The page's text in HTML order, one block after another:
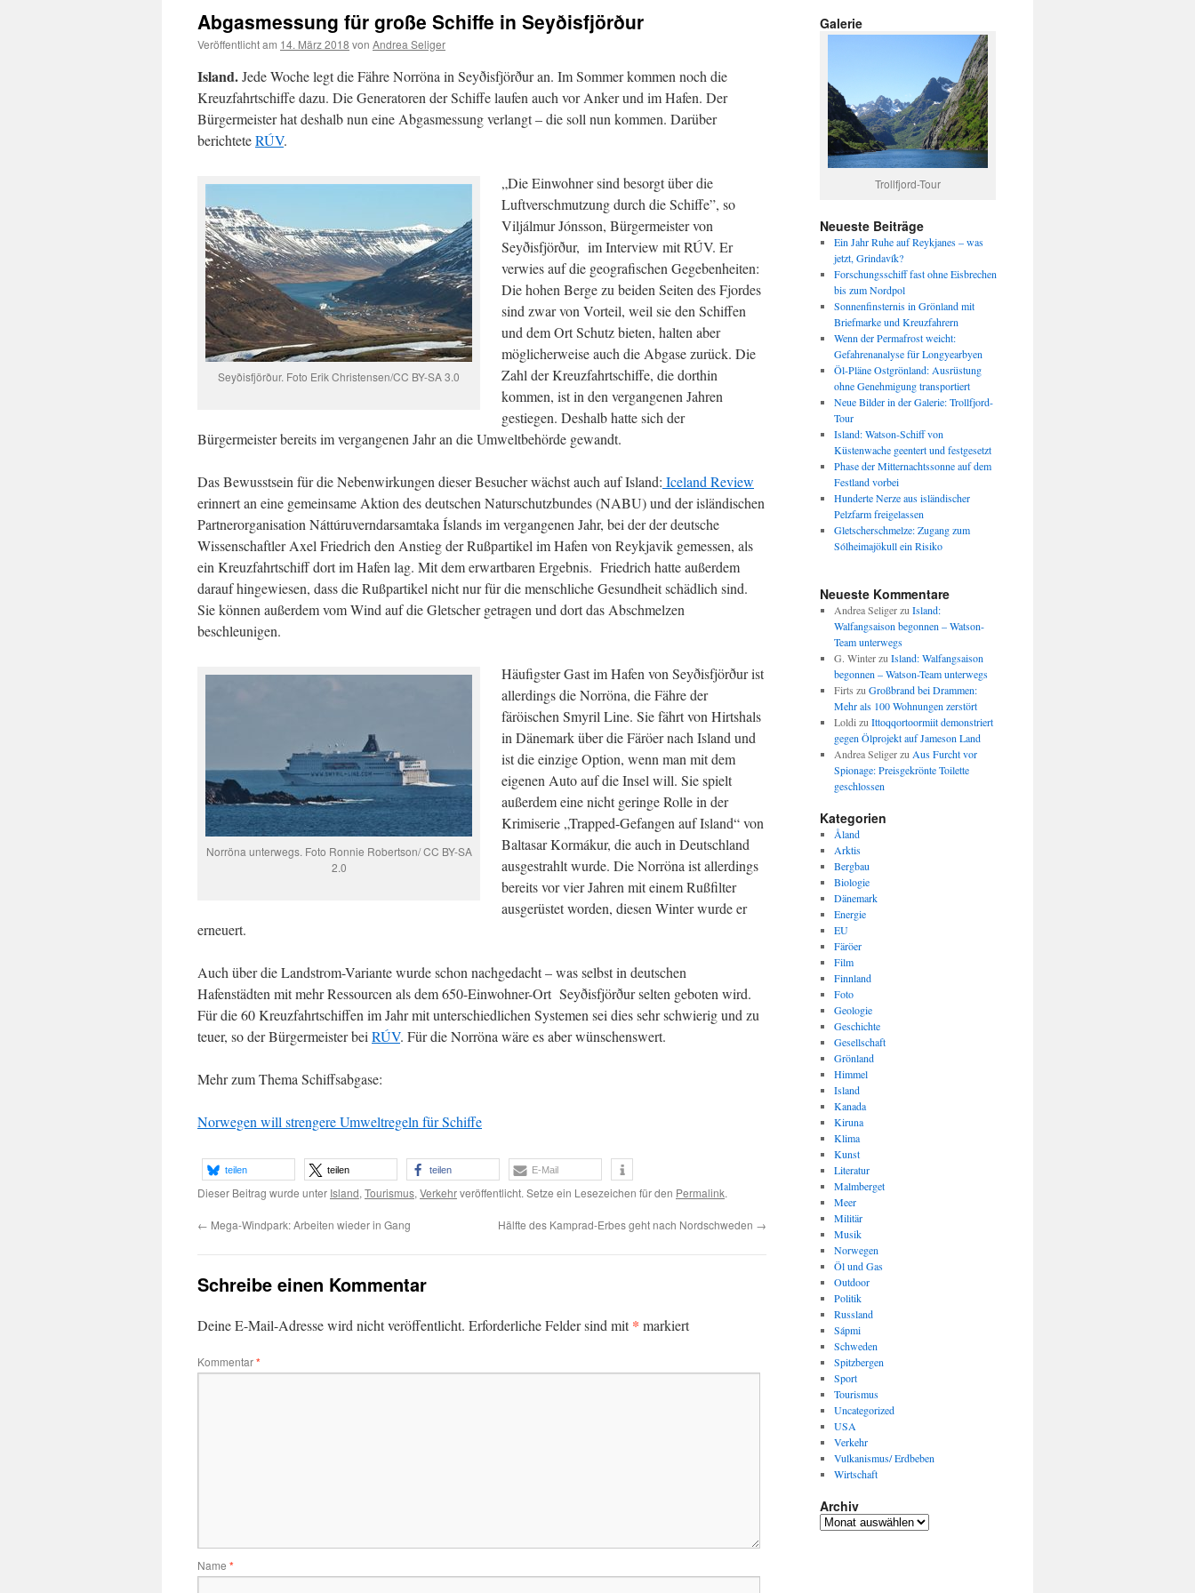
Abgasmessung für große Schiffe in Seyðisfjörður
Veröffentlicht am 14. März 2018 von Andrea Seliger
Island.Jede Woche legt die Fähre Norröna in Seyðisfjörður an. Im Sommer kommen noch die
Kreuzfahrtschiffe dazu. Die Generatoren der Schiffe laufen auch vor Anker und im Hafen. Der
Bürgermeister hat deshalb nun eine Abgasmessung verlangt – die soll nun kommen. Darüber
berichteteRÚV.
Seyðisfjörður. Foto Erik Christensen/CC BY-SA 3.0
„Die Einwohner sind besorgt über die
Luftverschmutzung durch die Schiffe”, so
Viljálmur Jónsson, Bürgermeister von
Seyðisfjörður, im Interview mit RÚV. Er
verwies auf die geografischen Gegebenheiten:
Die hohen Berge zu beiden Seiten des Fjordes
sind zwar von Vorteil, weil sie den Schiffen
und dem Ort Schutz bieten, halten aber
möglicherweise auch die Abgase zurück. Die
Zahl der Kreuzfahrtschiffe, die dorthin
kommen, ist in den vergangenen Jahren
gestiegen. Deshalb hatte sich der
Bürgermeister bereits im vergangenen Jahr an die Umweltbehörde gewandt.
Das Bewusstsein für die Nebenwirkungen dieser Besucher wächst auch auf Island: Iceland Review
erinnert an eine gemeinsame Aktion des deutschen Naturschutzbundes (NABU) und der isländischen
Partnerorganisation Náttúruverndarsamtaka Íslands im vergangenen Jahr, bei der der deutsche
Wissenschaftler Axel Friedrich den Anstieg der Rußpartikel im Hafen von Reykjavik gemessen, als
ein Kreuzfahrtschiff dort im Hafen lag. Mit dem erwartbaren Ergebnis. Friedrich hatte außerdem
darauf hingewiesen, dass die Rußpartikel nicht nur für die menschliche Gesundheit schädlich sind.
Sie können außerdem vom Wind auf die Gletscher getragen und dort das Abschmelzen
beschleunigen.
Norröna unterwegs. Foto Ronnie Robertson/ CC BY-SA
2.0
Häufigster Gast im Hafen von Seyðisfjörður ist
allerdings die Norröna, die Fähre der
färöischen Smyril Line. Sie fährt von Hirtshals
in Dänemark über die Färöer nach Island und
ist die einzige Option, wenn man mit dem
eigenen Auto auf die Insel will. Sie spielt
außerdem eine nicht geringe Rolle in der
Krimiserie „Trapped-Gefangen auf Island“ von
Baltasar Kormákur, die auch in Deutschland
ausgestrahlt wurde. Die Norröna ist allerdings
bereits vor vier Jahren mit einem Rußfilter
ausgerüstet worden, diesen Winter wurde er
erneuert.
Auch über die Landstrom-Variante wurde schon nachgedacht – was selbst in deutschen
Hafenstädten mit mehr Ressourcen als dem 650-Einwohner-Ort Seyðisfjörður selten geboten wird.
Für die 60 Kreuzfahrtschiffen im Jahr mit unterschiedlichen Systemen sei dies sehr schwierig und zu
teuer, so der Bürgermeister bei RÚV. Für die Norröna wäre es aber wünschenswert.
Mehr zum Thema Schiffsabgase:
Norwegen will strengere Umweltregeln für Schiffe
teilen teilen teilen E-Mail
Dieser Beitrag wurde unter Island, Tourismus, Verkehrveröffentlicht. Setze ein Lesezeichen für den Permalink.
← Mega-Windpark: Arbeiten wieder in Gang Hälfte des Kamprad-Erbes geht nach Nordschweden →
Schreibe einen Kommentar
Deine E-Mail-Adresse wird nicht veröffentlicht. Erforderliche Felder sind mit* markiert
Kommentar*
Name *
Galerie
Trollfjord-Tour
Neueste Beiträge
Ein Jahr Ruhe auf Reykjanes – was
jetzt, Grindavík?
Forschungsschiff fast ohne Eisbrechen
bis zum Nordpol
Sonnenfinsternis in Grönland mit
Briefmarke und Kreuzfahrern
Wenn der Permafrost weicht:
Gefahrenanalyse für Longyearbyen
Öl-Pläne Ostgrönland: Ausrüstung
ohne Genehmigung transportiert
Neue Bilder in der Galerie: Trollfjord-
Tour
Island: Watson-Schiff von
Küstenwache geentert und festgesetzt
Phase der Mitternachtssonne auf dem
Festland vorbei
Hunderte Nerze aus isländischer
Pelzfarm freigelassen
Gletscherschmelze: Zugang zum
Sólheimajökull ein Risiko
Neueste Kommentare
Andrea Seligerzu Island:
Walfangsaison begonnen – Watson-
Team unterwegs
G. Winterzu Island: Walfangsaison
begonnen – Watson-Team unterwegs
Firts zu Großbrand bei Drammen:
Mehr als 100 Wohnungen zerstört
Loldi zu Ittoqqortoormiit demonstriert
gegen Ölprojekt auf Jameson Land
Andrea Seligerzu Aus Furcht vor
Spionage: Preisgekrönte Toilette
geschlossen
Kategorien
Åland
Arktis
Bergbau
Biologie
Dänemark
Energie
EU
Färöer
Film
Finnland
Foto
Geologie
Geschichte
Gesellschaft
Grönland
Himmel
Island
Kanada
Kiruna
Klima
Kunst
Literatur
Malmberget
Meer
Militär
Musik
Norwegen
Öl und Gas
Outdoor
Politik
Russland
Sápmi
Schweden
Spitzbergen
Sport
Tourismus
Uncategorized
USA
Verkehr
Vulkanismus/ Erdbeben
Wirtschaft
Archiv
Archiv